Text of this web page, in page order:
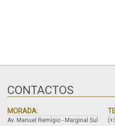
CONTACTOS
MORADA:
Av. Manuel Remígio - Marginal Sul